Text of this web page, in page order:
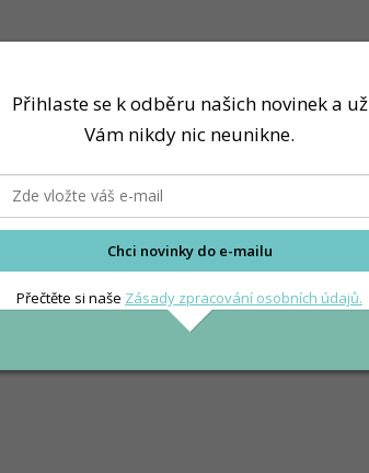
Přihlaste se k odběru našich novinek a už
Vám nikdy nic neunikne.
Chci novinky do e-mailu
Přečtěte si naše Zásady zpracování osobních údajů.